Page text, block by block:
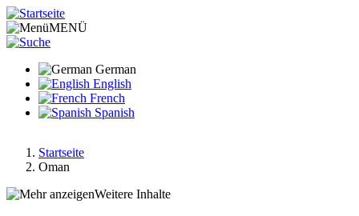
Direkt
zum
Inhalt
MENÜ
German
English
French
Spanish
Pfadnavigation
Startseite
Oman
Weitere Inhalte